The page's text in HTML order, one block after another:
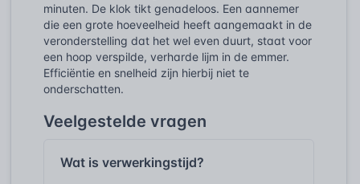
minuten. De klok tikt genadeloos. Een aannemer
die een grote hoeveelheid heeft aangemaakt in de
veronderstelling dat het wel even duurt, staat voor
een hoop verspilde, verharde lijm in de emmer.
Efficiëntie en snelheid zijn hierbij niet te
onderschatten.
Veelgestelde vragen
Wat is verwerkingstijd?